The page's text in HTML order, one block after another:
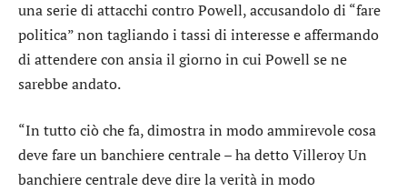
una serie di attacchi contro Powell, accusandolo di “fare
politica” non tagliando i tassi di interesse e affermando
di attendere con ansia il giorno in cui Powell se ne
sarebbe andato.
“In tutto ciò che fa, dimostra in modo ammirevole cosa
deve fare un banchiere centrale – ha detto Villeroy Un
banchiere centrale deve dire la verità in modo